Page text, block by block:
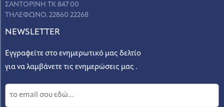
ΣΑΝΤΟΡΙΝΗ ΤΚ 847 00
ΤΗΛΕΦΩΝΟ. 22860 22268
NEWSLETTER
Εγγραφείτε στο ενημερωτικό μας δελτίο
για να λαμβάνετε τις ενημερώσεις μας .